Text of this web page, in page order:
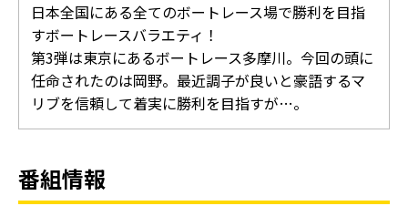
日本全国にある全てのボートレース場で勝利を目指
すボートレースバラエティ！
第3弾は東京にあるボートレース多摩川。今回の頭に
任命されたのは岡野。最近調子が良いと豪語するマ
リブを信頼して着実に勝利を目指すが…。
番組情報